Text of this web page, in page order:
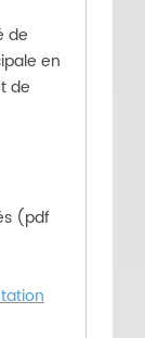
de
en
de
(pdf